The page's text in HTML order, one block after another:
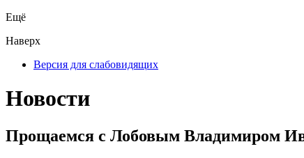
Ещё
Наверх
Версия для слабовидящих
Новости
Прощаемся с Лобовым Владимиром